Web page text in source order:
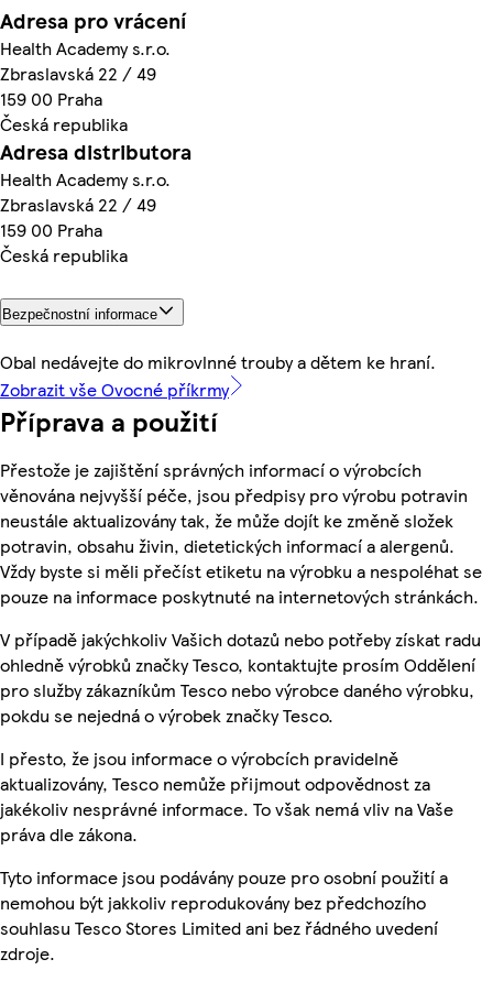
Adresa pro vrácení
Health Academy s.r.o.
Zbraslavská 22 / 49
159 00 Praha
Česká republika
Adresa distributora
Health Academy s.r.o.
Zbraslavská 22 / 49
159 00 Praha
Česká republika
Bezpečnostní informace
Obal nedávejte do mikrovlnné trouby a dětem ke hraní.
Zobrazit vše Ovocné příkrmy
Příprava a použití
Přestože je zajištění správných informací o výrobcích
věnována nejvyšší péče, jsou předpisy pro výrobu potravin
neustále aktualizovány tak, že může dojít ke změně složek
potravin, obsahu živin, dietetických informací a alergenů.
Vždy byste si měli přečíst etiketu na výrobku a nespoléhat se
pouze na informace poskytnuté na internetových stránkách.
V případě jakýchkoliv Vašich dotazů nebo potřeby získat radu
ohledně výrobků značky Tesco, kontaktujte prosím Oddělení
pro služby zákazníkům Tesco nebo výrobce daného výrobku,
pokdu se nejedná o výrobek značky Tesco.
I přesto, že jsou informace o výrobcích pravidelně
aktualizovány, Tesco nemůže přijmout odpovědnost za
jakékoliv nesprávné informace. To však nemá vliv na Vaše
práva dle zákona.
Tyto informace jsou podávány pouze pro osobní použití a
nemohou být jakkoliv reprodukovány bez předchozího
souhlasu Tesco Stores Limited ani bez řádného uvedení
zdroje.